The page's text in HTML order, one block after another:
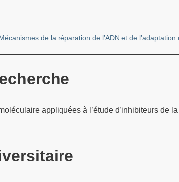
Mécanismes de la réparation de l’ADN et de
appliquées à l’étude d’inhibiteurs de la